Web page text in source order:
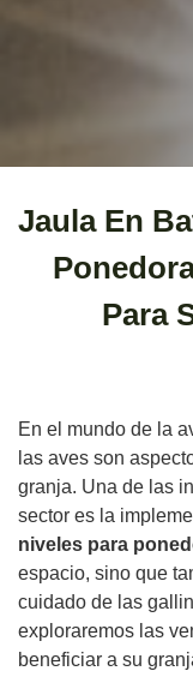
Jaula En
Para
En el mundo de la
las aves son
granja. Una de las
sector es la
niveles para
espacio, sino que
cuidado de las
exploraremos las
beneficiar a su